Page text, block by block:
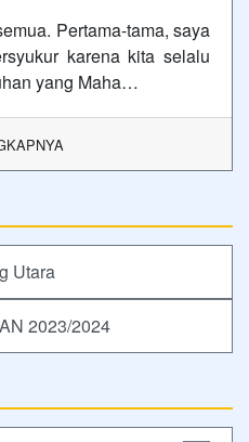
Pertama-tama, saya
karena kita selalu
yang Maha…
Utara
2023/2024